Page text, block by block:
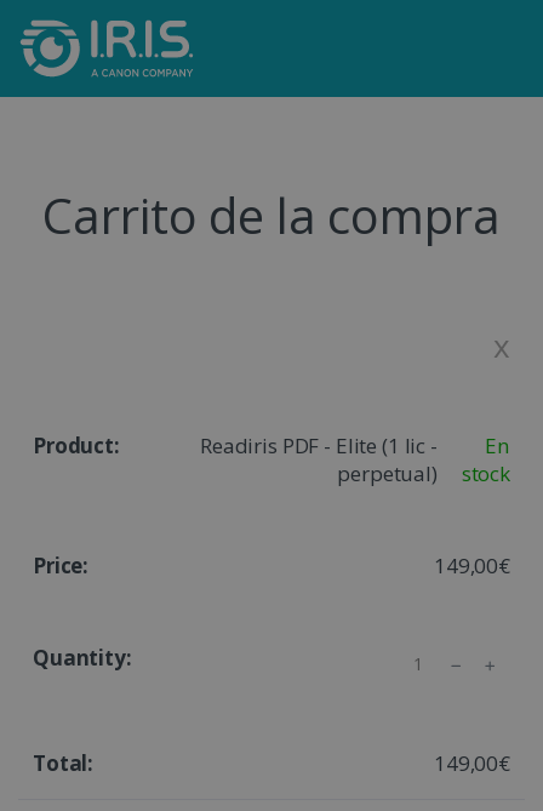
Carrito de la compra
x
Readiris PDF - Elite (1 lic -
perpetual)
En
stock
149,00€
Quantity
149,00€